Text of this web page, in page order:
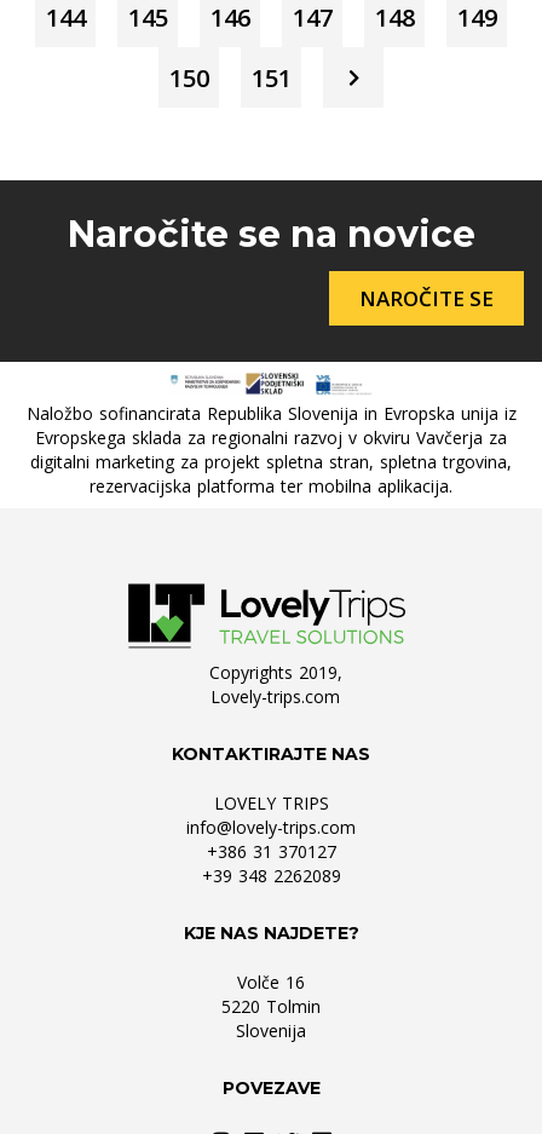
144
145 146 147 148
149
150
151
Naročite se na novice
NAROČITE SE
Naložbo sofinancirata Republika Slovenija in Evropska unija iz
Evropskega sklada za regionalni razvoj v okviru Vavčerja za
digitalni marketing za projekt spletna stran, spletna trgovina,
rezervacijska platforma ter mobilna aplikacija.
Copyrights 2019,
Lovely-trips.com
KONTAKTIRAJTE NAS
LOVELY TRIPS
info@lovely-trips.com
+386 31 370127
+39 348 2262089
KJE NAS NAJDETE?
Volče 16
5220 Tolmin
Slovenija
POVEZAVE